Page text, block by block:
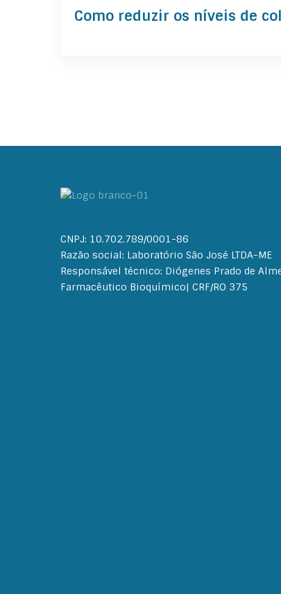
Como reduzir os níveis de
CNPJ: 10.702.789/0001-86
Razão social: Laboratório São José LTDA-ME
Responsável técnico: Diógenes Prado de
Farmacêutico Bioquímico| CRF/RO 375